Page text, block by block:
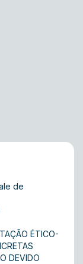
de
ÉTICO-

DEVIDO